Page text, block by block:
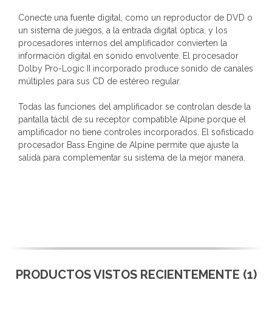
Conecte una fuente digital, como un reproductor de DVD o
un sistema de juegos, a la entrada digital óptica, y los
procesadores internos del amplificador convierten la
información digital en sonido envolvente. El procesador
Dolby Pro-Logic II incorporado produce sonido de canales
múltiples para sus CD de estéreo regular.
Todas las funciones del amplificador se controlan desde la
pantalla táctil de su receptor compatible Alpine porque el
amplificador no tiene controles incorporados. El sofisticado
procesador Bass Engine de Alpine permite que ajuste la
salida para complementar su sistema de la mejor manera.
PRODUCTOS VISTOS RECIENTEMENTE (1)